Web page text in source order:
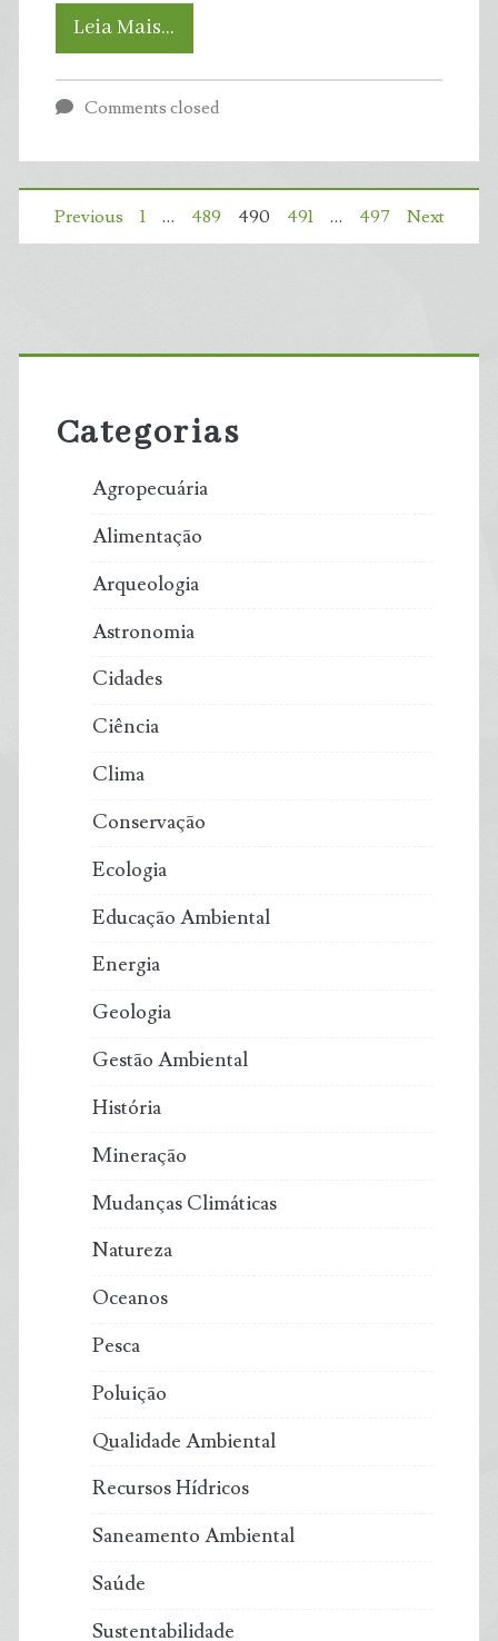
Leia Mais…
eólica
ano
Brasil,
em
expansão
puxada
pelo
Comments closed
Paginação
Previous 1 … 489 490 491 … 497 Next
Primary
Categorias
Agropecuária
Alimentação
Arqueologia
Astronomia
Cidades
Ciência
Clima
Conservação
Ecologia
Educação Ambiental
Energia
Geologia
Gestão Ambiental
História
Mineração
Mudanças Climáticas
Natureza
Oceanos
Pesca
Poluição
Qualidade Ambiental
Recursos Hídricos
Saneamento Ambiental
Saúde
Sustentabilidade